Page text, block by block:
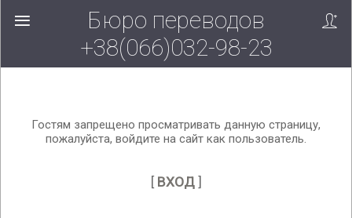
Вверх!
Бюро переводов
+38(066)032-98-23
Гостям запрещено просматривать данную страницу,
пожалуйста, войдите на сайт как пользователь.
[ ВХОД]